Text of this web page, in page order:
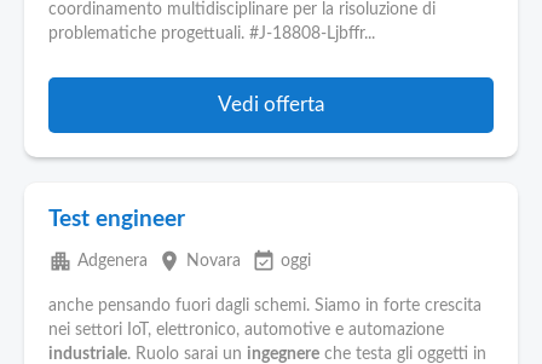
coordinamento multidisciplinare per la risoluzione di
problematiche progettuali. #J-18808-Ljbffr...
Vedi offerta
Test engineer
apartment Adgenera place Novara event_available oggi
anche pensando fuori dagli schemi. Siamo in forte crescita
nei settori IoT, elettronico, automotive e automazione
industriale. Ruolo sarai un ingegnere che testa gli oggetti in